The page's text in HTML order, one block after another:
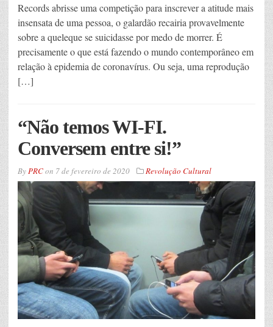
Records abrisse uma competição para inscrever a atitude mais
insensata de uma pessoa, o galardão recairia provavelmente
sobre a queleque se suicidasse por medo de morrer. É
precisamente o que está fazendo o mundo contemporâneo em
relação à epidemia de coronavírus. Ou seja, uma reprodução
[…]
“Não temos WI-FI.
Conversem entre si!”
ByPRCon 7 de fevereiro de 2020 Revolução Cultural